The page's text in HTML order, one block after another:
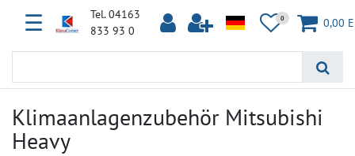
☰
Tel. 04163
833 93 0
0 0,00
Klimaanlagenzubehör Mitsubishi
Heavy